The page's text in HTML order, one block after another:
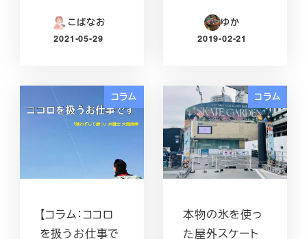
こばなお
投稿日
2021-05-29
ゆか
投稿日
2019-02-21
コラム
【コラム：ココロ
を扱うお仕事で
コラム
本物の氷を使っ
た屋外スケート